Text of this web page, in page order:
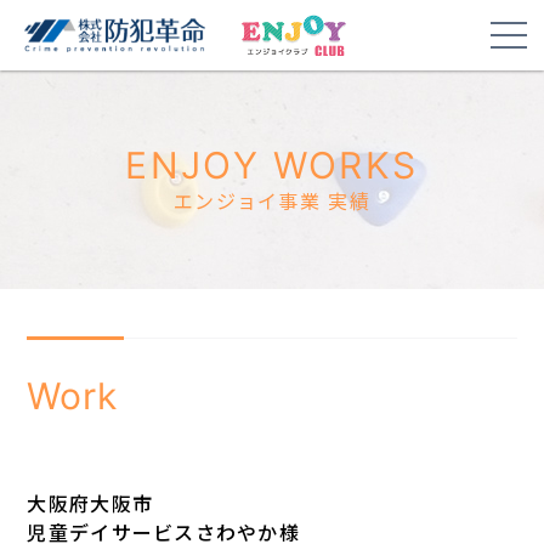
ENJOY WORKS
エンジョイ事業 実績
Work
大阪府大阪市
児童デイサービスさわやか様